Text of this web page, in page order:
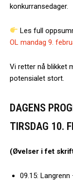
konkurransedager.
Les full
OL mandag 9.
Vi retter nå blikket
potensialet stort.
DAGENS
TIRSDAG 10.
(Øvelser i fet
09.15: